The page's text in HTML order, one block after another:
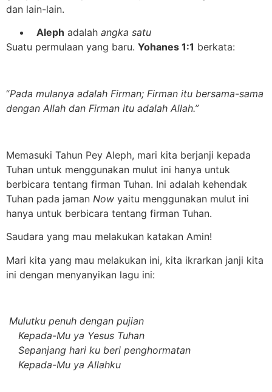
dan lain-lain.
Aleph adalah angka satu
Suatu permulaan yang baru. Yohanes 1:1 berkata:
“Pada mulanya adalah Firman; Firman itu bersama-sama
dengan Allah dan Firman itu adalah Allah.”
Memasuki Tahun Pey Aleph, mari kita berjanji kepada
Tuhan untuk menggunakan mulut ini hanya untuk
berbicara tentang firman Tuhan. Ini adalah kehendak
Tuhan pada jaman Now yaitu menggunakan mulut ini
hanya untuk berbicara tentang firman Tuhan.
Saudara yang mau melakukan katakan Amin!
Mari kita yang mau melakukan ini, kita ikrarkan janji kita
ini dengan menyanyikan lagu ini:
Mulutku penuh dengan pujian
Kepada-Mu ya Yesus Tuhan
Sepanjang hari ku beri penghormatan
Kepada-Mu ya Allahku